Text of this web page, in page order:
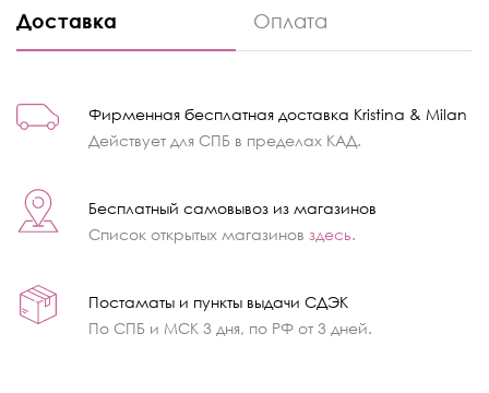
Доставка Оплата
Фирменная бесплатная доставка Kristina & Milan
Действует для СПБ в пределах КАД.
Бесплатный самовывоз из магазинов
Список открытых магазинов здесь.
Постаматы и пункты выдачи СДЭК
По СПБ и МСК 3 дня, по РФ от 3 дней.